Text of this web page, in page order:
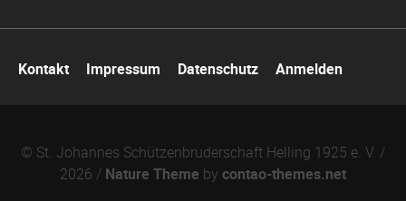
überspringen
Kontakt Impressum Datenschutz Anmelden
© St. Johannes Schützenbruderschaft Helling 1925 e. V. /
2026 / Nature Theme by contao-themes.net